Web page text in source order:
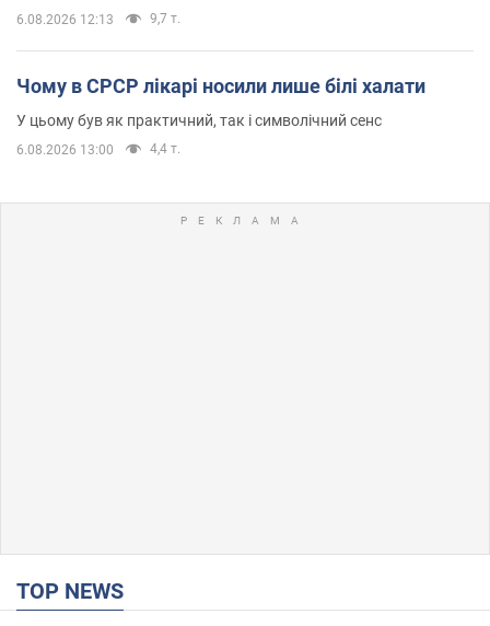
6.08.2026 12:13 9,7 т.
Чому в СРСР лікарі носили лише білі халати
У цьому був як практичний, так і символічний сенс
6.08.2026 13:00 4,4 т.
TOP NEWS